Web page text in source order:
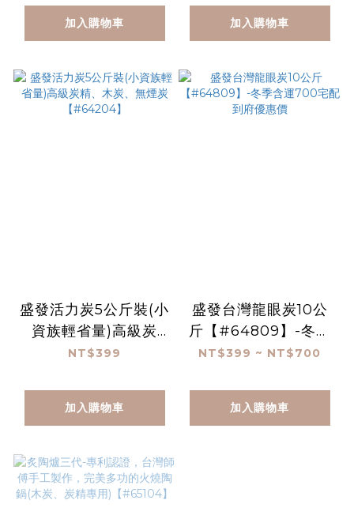
貨-台灣本島免運寄
送）
加入購物車 加入購物車
盛發活力炭5公斤裝(小
資族輕省量)高級炭
精、木炭、無煙炭
NT$399
加入購物車
盛發台灣龍眼炭10公
斤【#64809】-冬季
含運700宅配到府優惠
NT$399 ~ NT$700
加入購物車